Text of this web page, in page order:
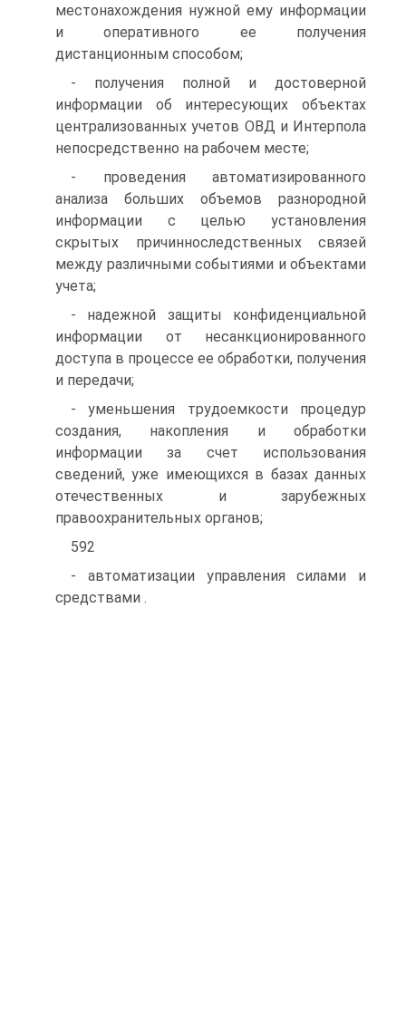
местонахождения нужной ему информации
и оперативного ее получения
дистанционным способом;
- получения полной и достоверной
информации об интересующих объектах
централизованных учетов ОВД и Интерпола
непосредственно на рабочем месте;
- проведения автоматизированного
анализа больших объемов разнородной
информации с целью установления
скрытых причинноследственных связей
между различными событиями и объектами
учета;
- надежной защиты конфиденциальной
информации от несанкционированного
доступа в процессе ее обработки, получения
и передачи;
- уменьшения трудоемкости процедур
создания, накопления и обработки
информации за счет использования
сведений, уже имеющихся в базах данных
отечественных и зарубежных
правоохранительных органов;
592
- автоматизации управления силами и
средствами .